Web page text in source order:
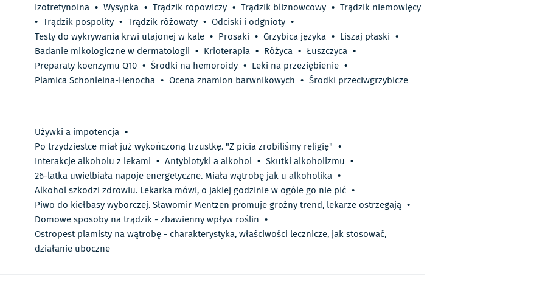
Izotretynoina • Wysypka • Trądzik ropowiczy • Trądzik bliznowcowy • Trądzik niemowlęcy
• Trądzik pospolity • Trądzik różowaty • Odciski i odgnioty •
Testy do wykrywania krwi utajonej w kale • Prosaki • Grzybica języka • Liszaj płaski •
Badanie mikologiczne w dermatologii • Krioterapia • Różyca • Łuszczyca •
Preparaty koenzymu Q10 • Środki na hemoroidy • Leki na przeziębienie •
Plamica Schonleina-Henocha • Ocena znamion barwnikowych • Środki przeciwgrzybicze
Używki a impotencja •
Po trzydziestce miał już wykończoną trzustkę. "Z picia zrobiliśmy religię" •
Interakcje alkoholu z lekami • Antybiotyki a alkohol • Skutki alkoholizmu •
26-latka uwielbiała napoje energetyczne. Miała wątrobę jak u alkoholika •
Alkohol szkodzi zdrowiu. Lekarka mówi, o jakiej godzinie w ogóle go nie pić •
Piwo do kiełbasy wyborczej. Sławomir Mentzen promuje groźny trend, lekarze ostrzegają •
Domowe sposoby na trądzik - zbawienny wpływ roślin •
Ostropest plamisty na wątrobę - charakterystyka, właściwości lecznicze, jak stosować,
działanie uboczne